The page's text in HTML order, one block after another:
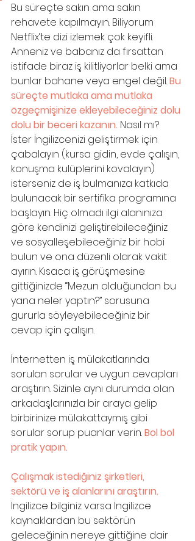
Bu süreçte sakın ama sakın
rehavete kapılmayın. Biliyorum
Netflix’te dizi izlemek çok keyifli.
Anneniz ve babanız da fırsattan
istifade biraz iş kilitliyorlar belki ama
bunlar bahane veya engel değil. Bu
süreçte mutlaka ama mutlaka
özgeçmişinize ekleyebileceğiniz dolu
dolu bir beceri kazanın. Nasıl mı?
İster İngilizcenizi geliştirmek için
çabalayın (kursa gidin, evde çalışın,
konuşma kulüplerini kovalayın)
isterseniz de iş bulmanıza katkıda
bulunacak bir sertifika programına
başlayın. Hiç olmadı ilgi alanınıza
göre kendinizi geliştirebileceğiniz
ve sosyalleşebileceğiniz bir hobi
bulun ve ona düzenli olarak vakit
ayırın. Kısaca iş görüşmesine
gittiğinizde “Mezun olduğundan bu
yana neler yaptın?” sorusuna
gururla söyleyebileceğiniz bir
cevap için çalışın.
İnternetten iş mülakatlarında
sorulan sorular ve uygun cevapları
araştırın. Sizinle aynı durumda olan
arkadaşlarınızla bir araya gelip
birbirinize mülakattaymış gibi
sorular sorup puanlar verin. Bol bol
pratik yapın.
Çalışmak istediğiniz şirketleri,
sektörü ve iş alanlarını araştırın.
İngilizce bilginiz varsa İngilizce
kaynaklardan bu sektörün
geleceğinin nereye gittiğine dair